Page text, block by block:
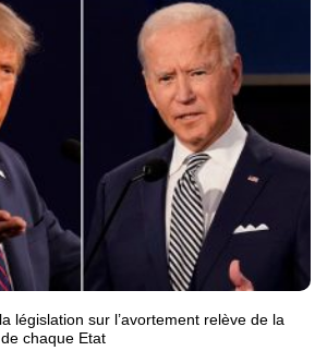
législation sur l’avortement relève de la
chaque Etat